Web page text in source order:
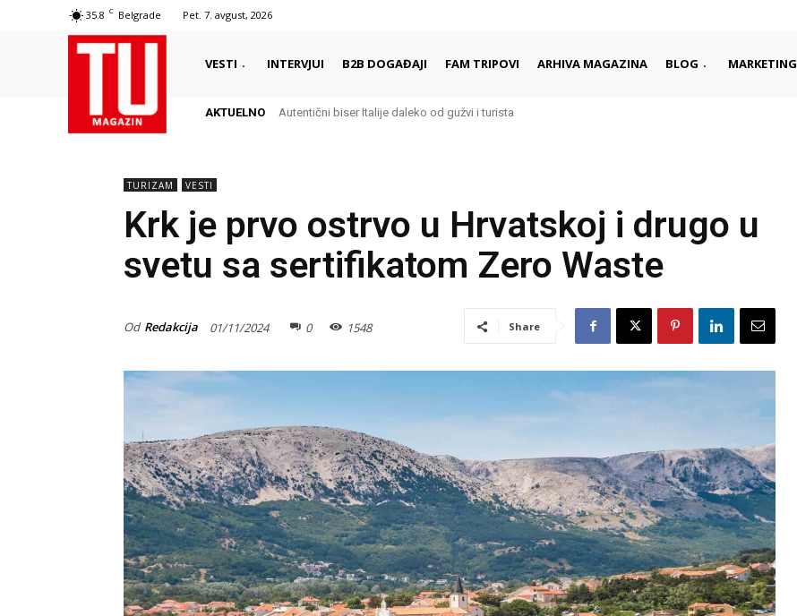
35.8 C Belgrade Pet. 7. avgust, 2026
VESTI INTERVJUI B2B DOGAĐAJI FAM TRIPOVI ARHIVA MAGAZINA BLOG MARKETING
AKTUELNO Autentični biser Italije daleko od gužvi i turista
TURIZAM VESTI
Krk je prvo ostrvo u Hrvatskoj i drugo u
svetu sa sertifikatom Zero Waste
Od Redakcija 01/11/2024 0 1548 Share